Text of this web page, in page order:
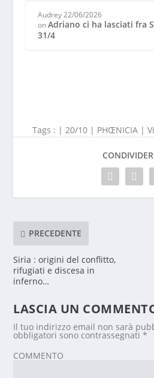
Audrey 22/06/2026
onAdriano ci ha lasciati fra
31/4
Tags : |20/10 | PHŒNICIA |
PRECEDENTE
Siria : origini del conflitto,
rifugiati e discesa in
inferno…
LASCIA UN
Il tuo indirizzo email non sarà
obbligatori sono contrassegnati*
COMMENTO